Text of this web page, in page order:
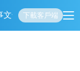
文化 娛樂生活教育體
下載客戶端